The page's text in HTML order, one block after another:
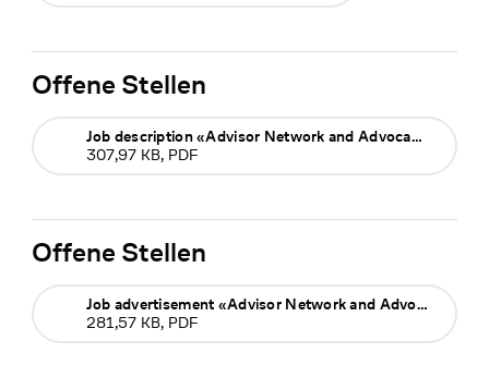
Offene Stellen
Job description «Advisor Network and Advocacy»
307,97 KB, PDF
Offene Stellen
Job advertisement «Advisor Network and Advocacy»
281,57 KB, PDF